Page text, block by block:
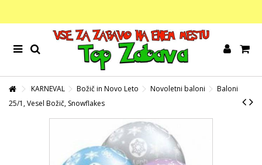
KARNEVAL Božič in Novo Leto Novoletni baloni
Baloni
25/1, Vesel Božič, Snowflakes